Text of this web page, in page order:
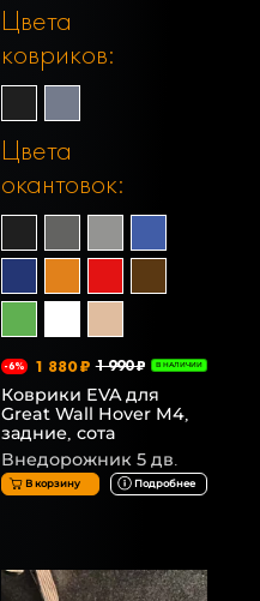
Цвета
ковриков:
Цвета
окантовок:
-6% 1 880 ₽ 1 990 ₽ В НАЛИЧИИ
Коврики EVA для
Great Wall Hover M4,
задние, сота
Внедорожник 5 дв.
В корзину Подробнее